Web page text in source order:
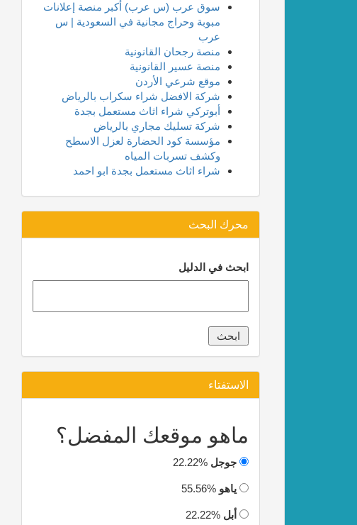
سوق عرب (س عرب) أكبر منصة إعلانات
مبوبة وحراج مجانية في السعودية | س
عرب
منصة رجحان القانونية
منصة عسير القانونية
موقع شرعي الأردن
شركة الافضل شراء سكراب بالرياض
أبوتركي شراء اثاث مستعمل بجدة
شركة تسليك مجاري بالرياض
مؤسسة كود الحضارة لعزل الاسطح
وكشف تسربات المياه
شراء اثاث مستعمل بجدة ابو احمد
محرك البحث
ابحث في الدليل
الاستفتاء
ماهو موقعك المفضل؟
جوجل 22.22%
ياهو 55.56%
أبل 22.22%